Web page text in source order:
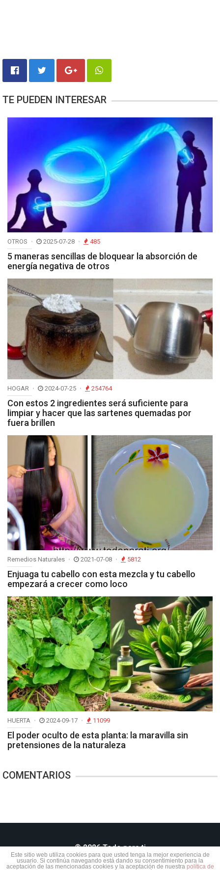
TE PUEDEN INTERESAR
OTROS 2025-07-28 485
5 maneras sencillas de bloquear la absorción de
energía negativa de otros
HOGAR 2024-07-25 254764
Con estos 2 ingredientes será suficiente para
limpiar y hacer que las sartenes quemadas por
fuera brillen
Remedios Naturales 2021-07-08 5812
Enjuaga tu cabello con esta mezcla y tu cabello
empezará a crecer como loco
HUERTA 2024-09-17 11099
El poder oculto de esta planta: la maravilla sin
pretensiones de la naturaleza
COMENTARIOS
© 2026 Todo para ti
Este sitio web utiliza cookies para que usted tenga la mejor experiencia de
usuario. Si continúa navegando está dando su consentimiento para la
aceptación de las mencionadas cookies y la aceptación de nuestra política de